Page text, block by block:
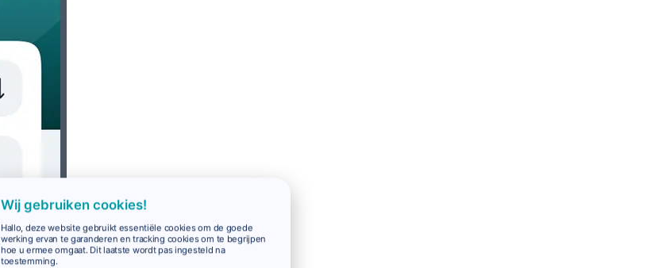
Wij gebruiken cookies!
Hallo, deze website gebruikt essentiële cookies om de goede
werking ervan te garanderen en tracking cookies om te begrijpen
hoe u ermee omgaat. Dit laatste wordt pas ingesteld na
toestemming.